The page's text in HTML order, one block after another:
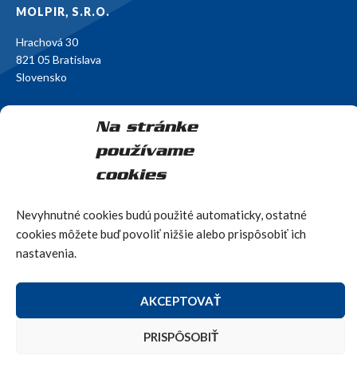
Na stránke
používame
cookies
Nevyhnutné cookies budú použité automaticky, ostatné
cookies môžete buď povoliť nižšie alebo prispôsobiť ich
nastavenia.
AKCEPTOVAŤ
PRISPÔSOBIŤ
MOLPIR, S.R.O.
Hrachová 30
821 05 Bratislava
Slovensko
Mobil: +421 902 971 132
SLEDUJTE NÁS
Instagram
Copyright © 1993 - 2026 MOLPIR, s.r.o.
Created byWEBHELP